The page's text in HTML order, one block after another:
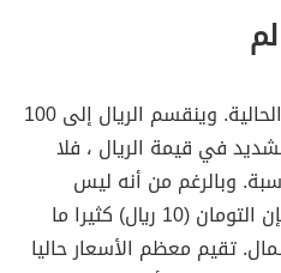
الريال الإيراني هو عملة إيران الحالية. وينقسم الريال إلى 100
في قيمة الريال ، فلا
وبالرغم من أنه ليس
بالعملة الرسمية منذ 1932 ، فإن التومان (10 ريال) كثيرا ما
تقيم معظم الأسعار حاليا